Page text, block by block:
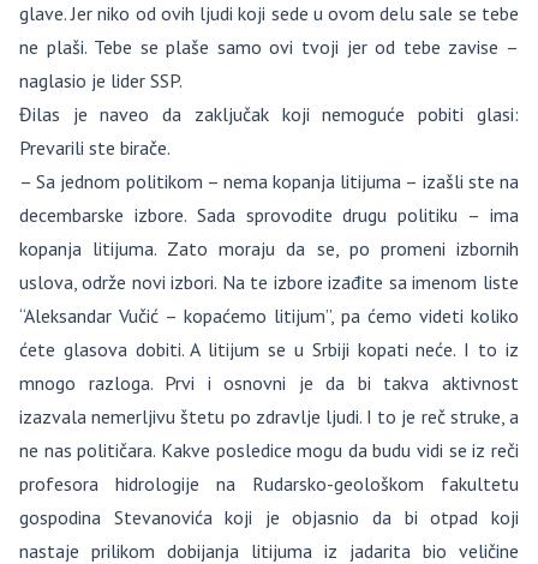
glave. Jer niko od ovih ljudi koji sede u ovom delu sale se tebe
ne plaši. Tebe se plaše samo ovi tvoji jer od tebe zavise –
naglasio je lider SSP.
Đilas je naveo da zaključak koji nemoguće pobiti glasi:
Prevarili ste birače.
– Sa jednom politikom – nema kopanja litijuma – izašli ste na
decembarske izbore. Sada sprovodite drugu politiku – ima
kopanja litijuma. Zato moraju da se, po promeni izbornih
uslova, održe novi izbori. Na te izbore izađite sa imenom liste
“Aleksandar Vučić – kopaćemo litijum”, pa ćemo videti koliko
ćete glasova dobiti. A litijum se u Srbiji kopati neće. I to iz
mnogo razloga. Prvi i osnovni je da bi takva aktivnost
izazvala nemerljivu štetu po zdravlje ljudi. I to je reč struke, a
ne nas političara. Kakve posledice mogu da budu vidi se iz reči
profesora hidrologije na Rudarsko-geološkom fakultetu
gospodina Stevanovića koji je objasnio da bi otpad koji
nastaje prilikom dobijanja litijuma iz jadarita bio veličine